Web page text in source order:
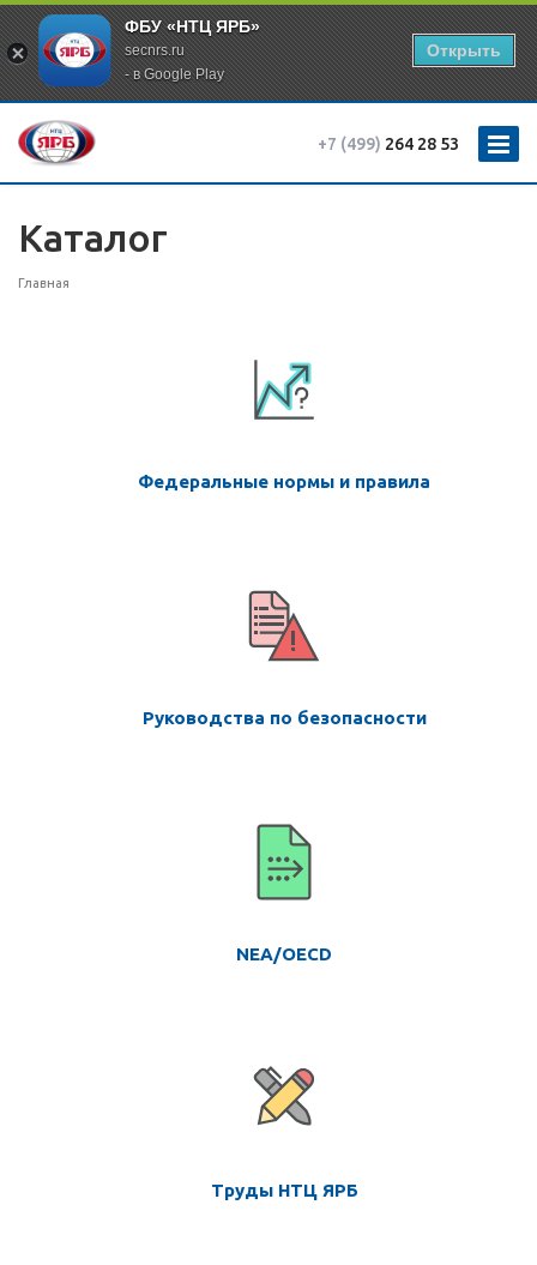
ФБУ «НТЦ ЯРБ»
secnrs.ru
- в Google Play
Открыть
+7 (499) 264 28 53
Каталог
Главная
Федеральные нормы и правила
Руководства по безопасности
NEA/OECD
Труды НТЦ ЯРБ